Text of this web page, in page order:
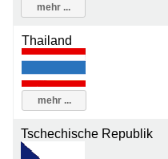
mehr ...
Thailand
mehr ...
Tschechische Republik